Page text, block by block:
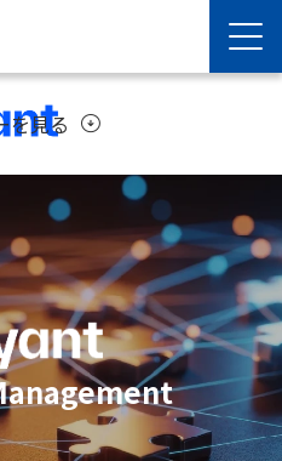
を見る arrow_circle_down